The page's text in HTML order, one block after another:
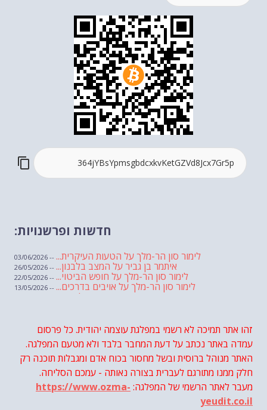
חדשות ופרשנויות:
לימור סון הר-מלך על הטעות העיקרית... -- 03/06/2026
איתמר בן גביר על המצב בלבנון... -- 26/05/2026
לימור סון הר-מלך על חופש הביטוי... -- 22/05/2026
לימור סון הר-מלך על אויבים בדרכים... -- 13/05/2026
שבועת אמונים לדעאש
לימור סון הר-מלך על חוק...-- 19/04/2026
מיכאל בן ארי על פרשת הת...
מיכאל בן ארי על פרשת הת... -- 10/04/2026
השר בן גביר במקום נפילת הטיל.... -- 06/04/2026
חוק עונש מוות למחבלים...-- 29/03/2026
מיכאל בן ארי על פרשת השבוע ת... -- 27/03/2026
מיכאל בן ארי על פרשת השבוע ת...-- 20/03/2026
זהו אתר תמיכה לא רשמי במפלגת עוצמה יהודית. כל פרסום
עמדה באתר נכתב על דעת המחבר בלבד ולא מטעם המפלגה.
האתר מנוהל ברוסית ובשל מחסור בכוח אדם ומגבלות תוכנה רק
חלק ממנו מתורגם לעברית בצורה נאותה - עמכם הסליחה.
מעבר לאתר הרשמי של המפלגה: https://www.ozma-
yeudit.co.il